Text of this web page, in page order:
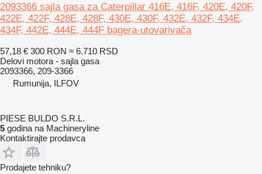
2093366 sajla gasa za Caterpillar 416E, 416F, 420E, 420F,
422E, 422F, 428E, 428F, 430E, 430F, 432E, 432F, 434E,
434F, 442E, 444E, 444F bagera-utovarivača
57,18 € 300 RON ≈ 6.710 RSD
Delovi motora - sajla gasa
2093366, 209-3366
Rumunija, ILFOV
PIESE BULDO S.R.L.
5 godina na Machineryline
Kontaktirajte prodavca
Prodajete tehniku?